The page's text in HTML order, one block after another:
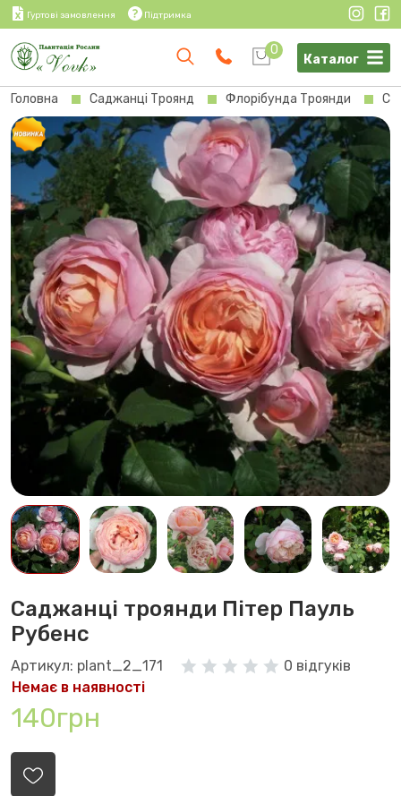
Гуртові замовлення Підтримка
0
Каталог
Головна Саджанці Троянд Флорібунда Троянди
Саджанці троянди Пітер Пауль
Рубенс
Артикул: plant_2_171
0 відгуків
Немає в наявності
140грн